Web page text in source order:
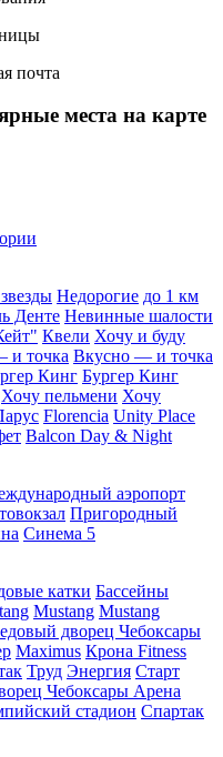
почта
места на карте
Недорогие до 1 км
Денте Невинные шалости
Квели Хочу и буду
и точка Вкусно — и точка
Кинг Бургер Кинг
Хочу пельмени Хочу
Florencia Unity Place
Balcon Day & Night
аэропорт
Пригородный
Синема 5
катки Бассейны
Mustang Mustang
дворец Чебоксары
Maximus Крона Fitness
Труд Энергия Старт
Чебоксары Арена
стадион Спартак